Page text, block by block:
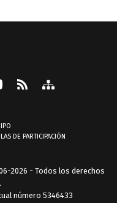
DE PARTICIPACIÓN
2026 - Todos los derechos
número 5346433